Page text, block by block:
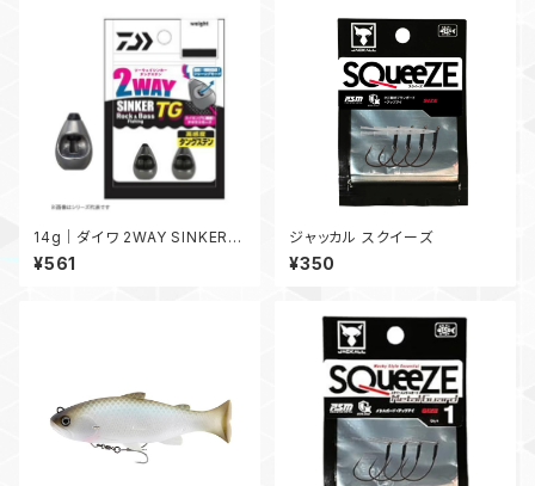
14g｜ダイワ 2WAY SINKER T
G 14g
¥561
ジャッカル スクイーズ
¥350